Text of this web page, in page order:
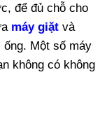
để đủ chỗ cho
máy giặt và
Một số máy
không có không